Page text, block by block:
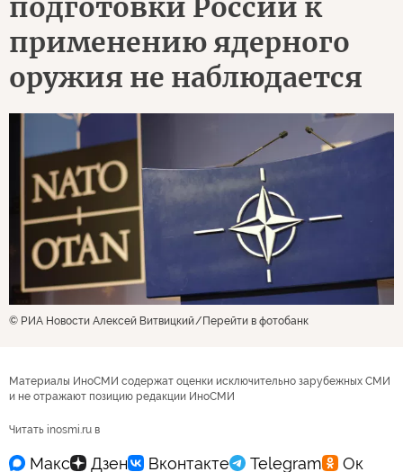
подготовки России к
применению ядерного
оружия не наблюдается
© РИА Новости Алексей Витвицкий Перейти в фотобанк
Материалы ИноСМИ содержат оценки исключительно зарубежных СМИ
и не отражают позицию редакции ИноСМИ
Читать inosmi.ru в